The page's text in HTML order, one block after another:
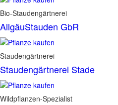
Bio-Staudengärtnerei
AllgäuStauden GbR
Staudengärtnerei
Staudengärtnerei Stade
Wildpflanzen-Spezialist